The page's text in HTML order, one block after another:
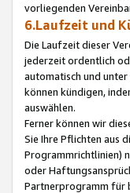
vorliegenden
6.Laufzeit und
Die Laufzeit dieser
jederzeit ordentlich
automatisch und unter
können kündigen,
auswählen.
Ferner können wir
Sie Ihre Pflichten aus
Programmrichtlinien)
oder
Partnerprogramm für